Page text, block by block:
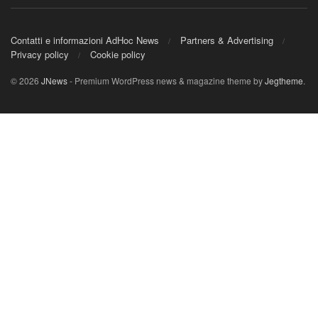
Contatti e informazioni AdHoc News
Partners & Advertising
Privacy policy
Cookie policy
© 2026 JNews- Premium WordPress news & magazine theme byJegtheme.